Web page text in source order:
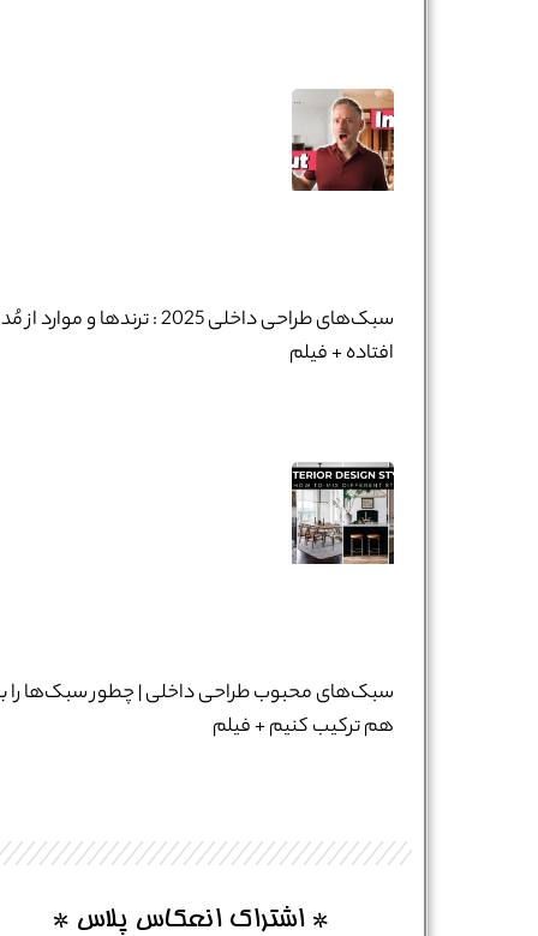
سبک‌های طراحی داخلی 2025 : ترندها و موارد از مُد
افتاده + فیلم
سبک‌های محبوب طراحی داخلی | چطور سبک‌ها را
هم ترکیب کنیم + فیلم
* اشتراک انعکاس پلاس *
*